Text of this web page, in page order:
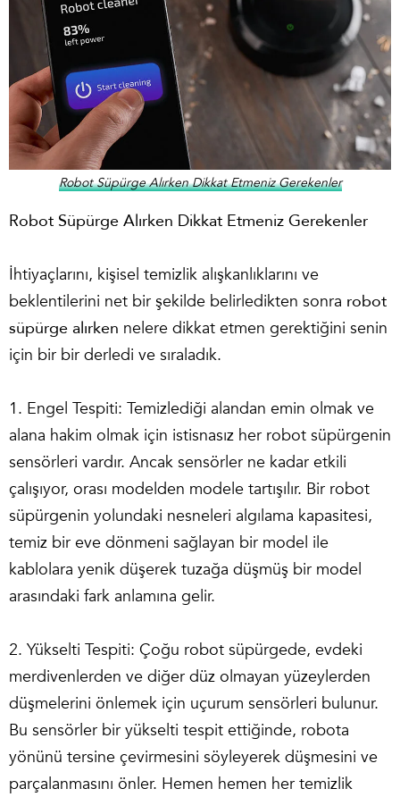
Robot Süpürge Alırken Dikkat Etmeniz Gerekenler
Robot Süpürge Alırken Dikkat Etmeniz Gerekenler
İhtiyaçlarını, kişisel temizlik alışkanlıklarını ve
beklentilerini net bir şekilde belirledikten sonra robot
süpürge alırken nelere dikkat etmen gerektiğini senin
için bir bir derledi ve sıraladık.
1. Engel Tespiti: Temizlediği alandan emin olmak ve
alana hakim olmak için istisnasız her robot süpürgenin
sensörleri vardır. Ancak sensörler ne kadar etkili
çalışıyor, orası modelden modele tartışılır. Bir robot
süpürgenin yolundaki nesneleri algılama kapasitesi,
temiz bir eve dönmeni sağlayan bir model ile
kablolara yenik düşerek tuzağa düşmüş bir model
arasındaki fark anlamına gelir.
2. Yükselti Tespiti: Çoğu robot süpürgede, evdeki
merdivenlerden ve diğer düz olmayan yüzeylerden
düşmelerini önlemek için uçurum sensörleri bulunur.
Bu sensörler bir yükselti tespit ettiğinde, robota
yönünü tersine çevirmesini söyleyerek düşmesini ve
parçalanmasını önler. Hemen hemen her temizlik